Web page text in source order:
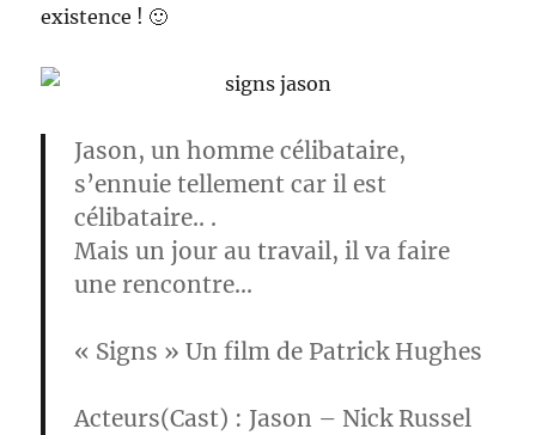
existence ! 🙂
Jason, un homme célibataire,
s’ennuie tellement car il est
célibataire.. .
Mais un jour au travail, il va faire
une rencontre…
« Signs » Un film de Patrick Hughes
Acteurs(Cast) : Jason – Nick Russel